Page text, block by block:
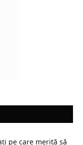
pe care merită să